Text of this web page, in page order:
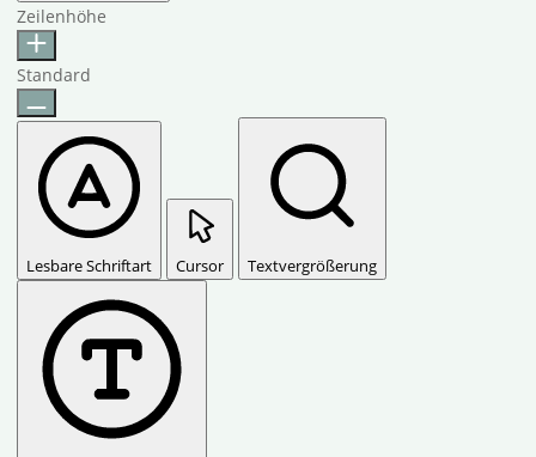
Zeilenhöhe
Standard
Lesbare Schriftart Cursor Textvergrößerung